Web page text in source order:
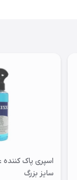
اسپری پاک
سایز بزرگ